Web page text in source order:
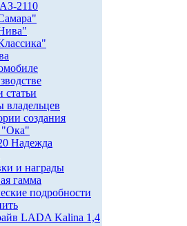
2110
статьи
владельцев
создания
"Ока"
Надежда
и награды
гамма
подробности
LADA Kalina 1,4